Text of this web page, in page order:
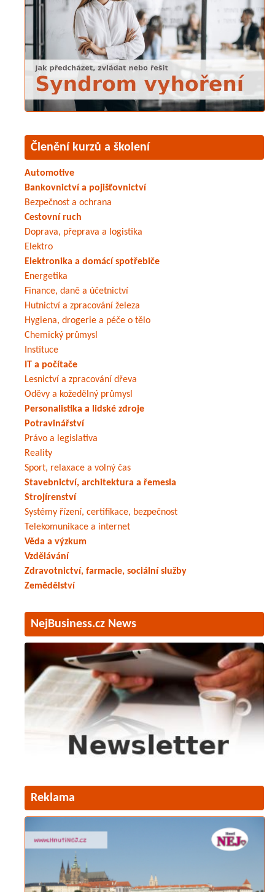
Členění kurzů a školení
Automotive
Bankovnictví a pojišťovnictví
Bezpečnost a ochrana
Cestovní ruch
Doprava, přeprava a logistika
Elektro
Elektronika a domácí spotřebiče
Energetika
Finance, daně a účetnictví
Hutnictví a zpracování železa
Hygiena, drogerie a péče o tělo
Chemický průmysl
Instituce
IT a počítače
Lesnictví a zpracování dřeva
Oděvy a kožedělný průmysl
Personalistika a lidské zdroje
Potravinářství
Právo a legislativa
Reality
Sport, relaxace a volný čas
Stavebnictví, architektura a řemesla
Strojírenství
Systémy řízení, certifikace, bezpečnost
Telekomunikace a internet
Věda a výzkum
Vzdělávání
Zdravotnictví, farmacie, sociální služby
Zemědělství
NejBusiness.cz News
Reklama